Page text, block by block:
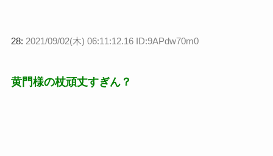
28: 2021/09/02(木) 06:11:12.16 ID:9APdw70m0
黄門様の杖頑丈すぎん？